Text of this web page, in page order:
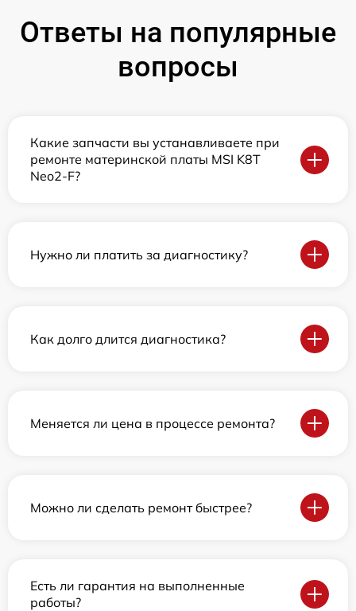
Ответы на популярные
вопросы
Какие запчасти вы устанавливаете при
ремонте материнской платы MSI K8T
Neo2-F?
Нужно ли платить за диагностику?
Как долго длится диагностика?
Меняется ли цена в процессе ремонта?
Можно ли сделать ремонт быстрее?
Есть ли гарантия на выполненные
работы?